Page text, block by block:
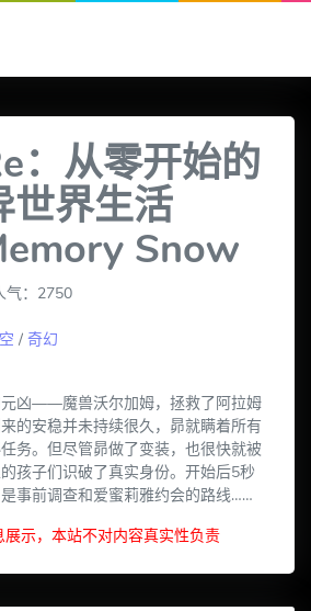
：从零开始的
世界生活
Snow
气：2750
/ 奇幻
元凶——魔兽沃尔加姆，拯救了阿拉姆
的安稳并未持续很久，昴就瞒着所有
务。但尽管昴做了变装，也很快就被
孩子们识破了真实身份。开始后5秒
事前调查和爱蜜莉雅约会的路线……
展示，本站不对内容真实性负责